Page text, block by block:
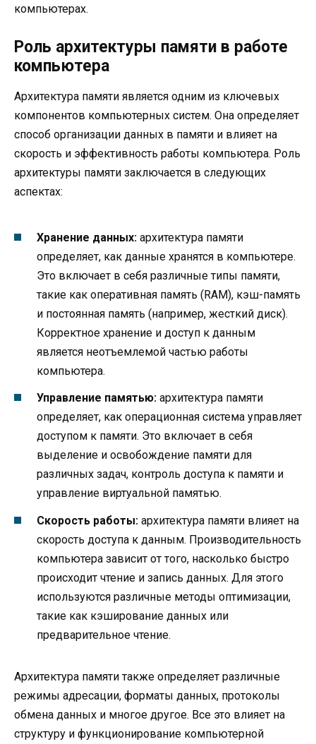
компьютерах.
Роль архитектуры памяти в работе
компьютера
Архитектура памяти является одним из ключевых
компонентов компьютерных систем. Она определяет
способ организации данных в памяти и влияет на
скорость и эффективность работы компьютера. Роль
архитектуры памяти заключается в следующих
аспектах:
Хранение данных: архитектура памяти
определяет, как данные хранятся в компьютере.
Это включает в себя различные типы памяти,
такие как оперативная память (RAM), кэш-память
и постоянная память (например, жесткий диск).
Корректное хранение и доступ к данным
является неотъемлемой частью работы
компьютера.
Управление памятью: архитектура памяти
определяет, как операционная система управляет
доступом к памяти. Это включает в себя
выделение и освобождение памяти для
различных задач, контроль доступа к памяти и
управление виртуальной памятью.
Скорость работы: архитектура памяти влияет на
скорость доступа к данным. Производительность
компьютера зависит от того, насколько быстро
происходит чтение и запись данных. Для этого
используются различные методы оптимизации,
такие как кэширование данных или
предварительное чтение.
Архитектура памяти также определяет различные
режимы адресации, форматы данных, протоколы
обмена данных и многое другое. Все это влияет на
структуру и функционирование компьютерной